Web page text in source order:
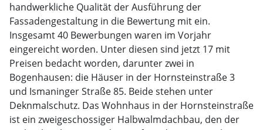
handwerkliche Qualität der Ausführung der
Fassadengestaltung in die Bewertung mit ein.
Insgesamt 40 Bewerbungen waren im Vorjahr
eingereicht worden. Unter diesen sind jetzt 17 mit
Preisen bedacht worden, darunter zwei in
Bogenhausen: die Häuser in der Hornsteinstraße 3
und Ismaninger Straße 85. Beide stehen unter
Deknmalschutz. Das Wohnhaus in der Hornsteinstraße
ist ein zweigeschossiger Halbwalmdachbau, den der